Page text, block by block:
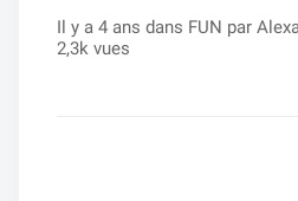
Il y a 4 ans dans FUN par
2,3k vues